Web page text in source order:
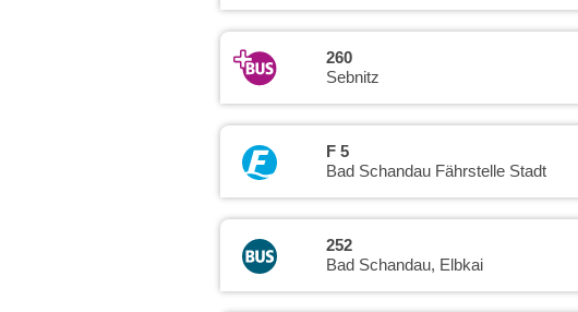
260
Sebnitz
F 5
Bad Schandau Fährstelle Stadt
252
Bad Schandau, Elbkai